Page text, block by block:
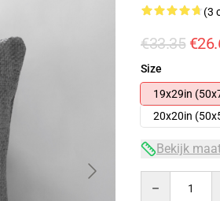
(3
€33.35
Size
19x29in
20x20in
Bekijk